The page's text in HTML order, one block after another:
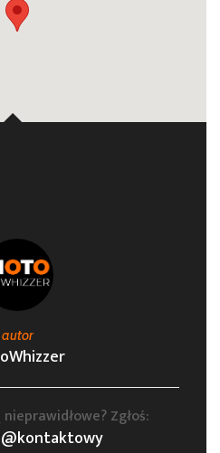
autor
Zgłoś: